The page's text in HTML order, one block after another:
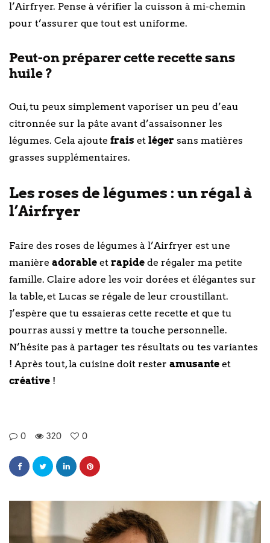
l’Airfryer. Pense à vérifier la cuisson à mi-chemin
pour t’assurer que tout est uniforme.
Peut-on préparer cette recette sans
huile ?
Oui, tu peux simplement vaporiser un peu d’eau
citronnée sur la pâte avant d’assaisonner les
légumes. Cela ajoute frais et léger sans matières
grasses supplémentaires.
Les roses de légumes : un régal à
l’Airfryer
Faire des roses de légumes à l’Airfryer est une
manière adorable et rapide de régaler ma petite
famille. Claire adore les voir dorées et élégantes sur
la table, et Lucas se régale de leur croustillant.
J’espère que tu essaieras cette recette et que tu
pourras aussi y mettre ta touche personnelle.
N’hésite pas à partager tes résultats ou tes variantes
! Après tout, la cuisine doit rester amusante et
créative !
0 320 0